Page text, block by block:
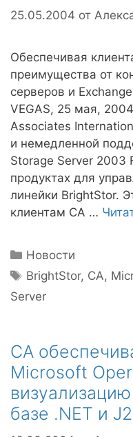
25.05.2004 от
Обеспечивая
преимущества от
серверов и
VEGAS, 25 мая,
Associates
и немедленной
Storage Server 2003
продуктах для
линейки BrightStor.
клиентам CA …
Рубрики
Новости
Метки
BrightStor, CA,
Server
CA
Microsoft
базе .NET и